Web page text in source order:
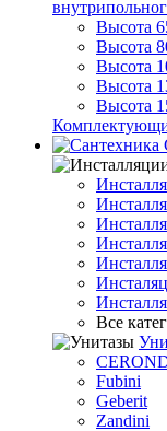
Высота
Высота
Высота
Высота
Высота
Все
Fubini
Geberit
Zandini